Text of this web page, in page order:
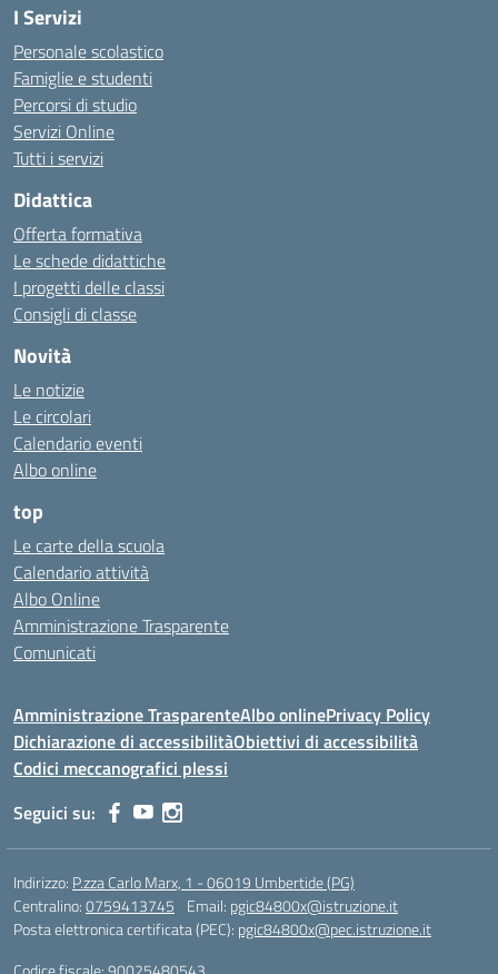
I Servizi
Personale scolastico
Famiglie e studenti
Percorsi di studio
Servizi Online
Tutti i servizi
Didattica
Offerta formativa
Le schede didattiche
I progetti delle classi
Consigli di classe
Novità
Le notizie
Le circolari
Calendario eventi
Albo online
top
Le carte della scuola
Calendario attività
Albo Online
Amministrazione Trasparente
Comunicati
Amministrazione TrasparenteAlbo onlinePrivacy Policy
Dichiarazione di accessibilitàObiettivi di accessibilità
Codici meccanografici plessi
Seguici su:
Indirizzo: P.zza Carlo Marx, 1 - 06019 Umbertide (PG)
Centralino:0759413745 Email: pgic84800x@istruzione.it
Posta elettronica certificata (PEC): pgic84800x@pec.istruzione.it